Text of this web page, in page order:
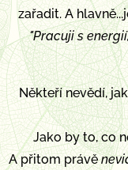
zařadit. A
"Pracuji s
Někteří nevědí,
Jako by to, co
A přitom právě